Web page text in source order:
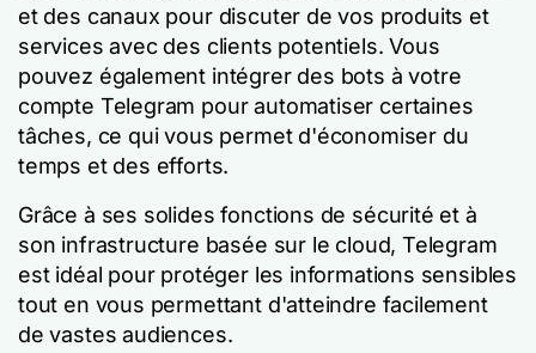
et des canaux pour discuter de vos produits et
services avec des clients potentiels. Vous
pouvez également intégrer des bots à votre
compte Telegram pour automatiser certaines
tâches, ce qui vous permet d'économiser du
temps et des efforts.
Grâce à ses solides fonctions de sécurité et à
son infrastructure basée sur le cloud, Telegram
est idéal pour protéger les informations sensibles
tout en vous permettant d'atteindre facilement
de vastes audiences.